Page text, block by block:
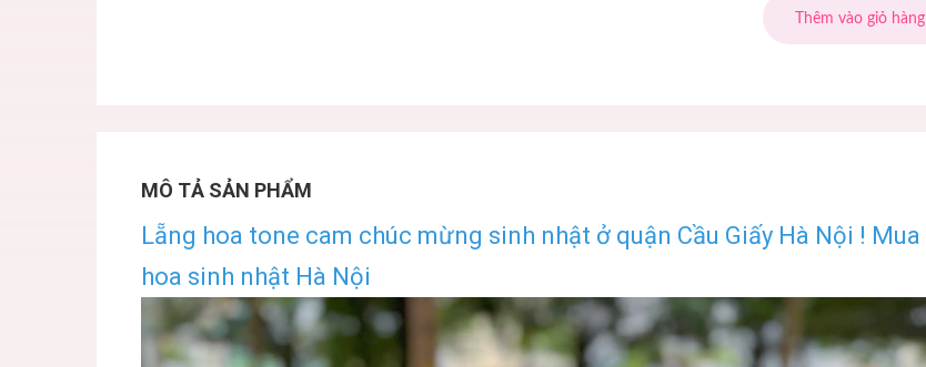
Thêm vào giỏ hàng
MÔ TẢ SẢN PHẨM
Lẵng hoa tone cam chúc mừng sinh nhật ở quận Cầu Giấy Hà Nội ! Mua
hoa sinh nhật Hà Nội